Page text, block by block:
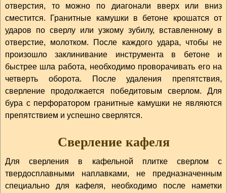
отверстия, то можно по диагонали вверх или вниз
сместится. Гранитные камушки в бетоне крошатся от
ударов по сверлу или узкому зубилу, вставленному в
отверстие, молотком. После каждого удара, чтобы не
произошло заклинивание инструмента в бетоне и
быстрее шла работа, необходимо проворачивать его на
четверть оборота. После удаления препятствия,
сверление продолжается победитовым сверлом. Для
бура с перфоратором гранитные камушки не являются
препятствием и успешно сверлятся.
Сверление кафеля
Для сверления в кафельной плитке сверлом с
твердосплавными наплавками, не предназначенным
специально для кафеля, необходимо после наметки